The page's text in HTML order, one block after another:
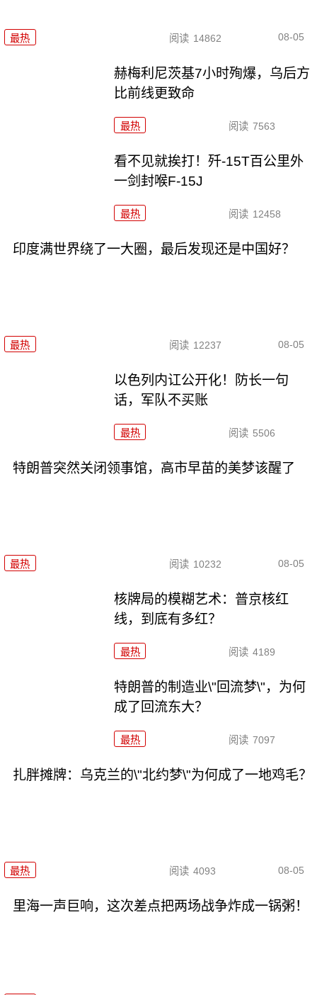
最热 阅读 14862 08-05
赫梅利尼茨基7小时殉爆，乌后方
比前线更致命
最热 阅读 7563
看不见就挨打！歼-15T百公里外
一剑封喉F-15J
最热 阅读 12458
印度满世界绕了一大圈，最后发现还是中国好？
最热 阅读 12237 08-05
以色列内讧公开化！防长一句
话，军队不买账
最热 阅读 5506
特朗普突然关闭领事馆，高市早苗的美梦该醒了
最热 阅读 10232 08-05
核牌局的模糊艺术：普京核红
线，到底有多红？
最热 阅读 4189
特朗普的制造业\"回流梦\"，为何
成了回流东大？
最热 阅读 7097
扎胖摊牌：乌克兰的\"北约梦\"为何成了一地鸡毛？
最热 阅读 4093 08-05
里海一声巨响，这次差点把两场战争炸成一锅粥！